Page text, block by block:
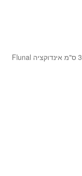
מחבת 32 ס"מ אינדוקציה Flunal